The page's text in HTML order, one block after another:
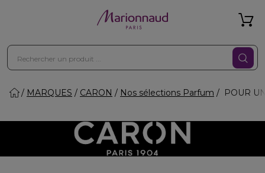
MARQUES CARON Nos sélections Parfum POUR